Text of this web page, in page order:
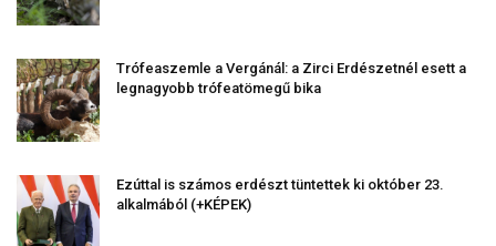
Trófeaszemle a Vergánál: a Zirci Erdészetnél esett a
legnagyobb trófeatömegű bika
Ezúttal is számos erdészt tüntettek ki október 23.
alkalmából (+KÉPEK)